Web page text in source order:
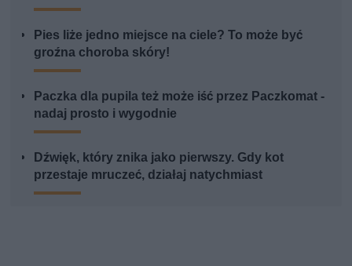
Pies liże jedno miejsce na ciele? To może być
groźna choroba skóry!
Paczka dla pupila też może iść przez Paczkomat -
nadaj prosto i wygodnie
Dźwięk, który znika jako pierwszy. Gdy kot
przestaje mruczeć, działaj natychmiast